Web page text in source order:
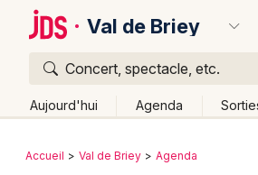
Val de Briey
Concert, spectacle, etc.
Aujourd'hui Agenda
Publier un événement
Retour
Accueil Val de Briey Agenda
Quoi ?
Où ?